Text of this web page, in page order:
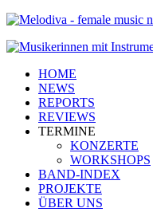
HOME
NEWS
REPORTS
REVIEWS
TERMINE
KONZERTE
WORKSHOPS
BAND-INDEX
PROJEKTE
ÜBER UNS